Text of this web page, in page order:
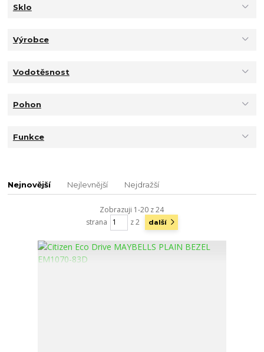
Sklo
Výrobce
Vodotěsnost
Pohon
Funkce
Nejnovější Nejlevnější Nejdražší
Zobrazuji 1-20 z 24
strana
z 2 další